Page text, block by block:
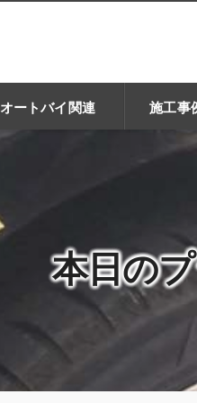
オートバイ関連 施工事
本日の